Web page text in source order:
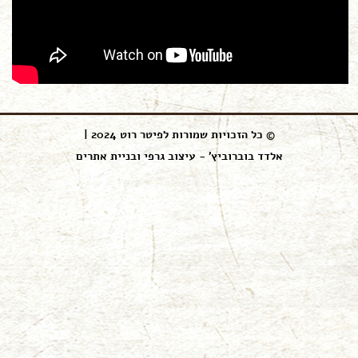
© כל הזכויות שמורות לפיטר רוט 2024 |
אלדד בוברוביץ' - עיצוב גרפי ובניית אתרים